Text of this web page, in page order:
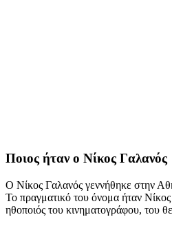
Ποιος ήταν ο Νίκος Γαλανός
Ο Νίκος Γαλανός γεννήθηκε στην
Το πραγματικό του όνομα ήταν
ηθοποιός του κινηματογράφου, του